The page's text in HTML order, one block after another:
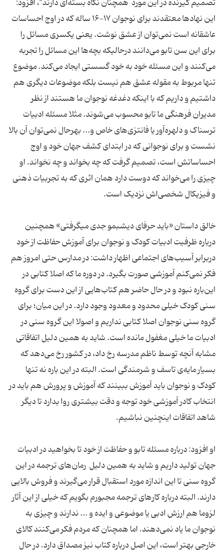
تصمیم گیرنده در این مورد همچنان نگاه بسته‌ای دارند"، افزود:
این نهادها معتقدند برای نوجوان ۱۷-۱۶ ساله که در اوج احساسات
عاشقانه است نمی‌توان از عشق نوشت. یعنی یکسری مسائل را
برای این سن تابو می‌دانند درحالیکه بچه‌ها این مسائل را تجربه
می‌کنند و این مسئله خود به خود گسستی ایجاد می‌کند. موضوع
تنها مربوط به مقوله عشق هم نیست بلکه موضوعات دیگری هم
داشتیم و داریم که با اینکه دغدغه نوجوان ما هستند از نظر
مدیران فرهنگی ما تابو محسوب می‌شوند. مثلا مسئله ادبیات
ترسناک و دلهره‌آور یا فانتزی‌های خاص و... بهرحال نمی‌توان آن بالا
نشست و برای نوجوانی که در ابتدای کشف جهان خود و اوج
احساساتش است، تصمیم گرفت که چه بخواند و چه نخواند. او
چیزی را می‌خواند که دوست دارد همان اثری که به تجربیات ذهنی
و فیزیکال شخصی‌اش نزدیک است.
خالق داستان «باید حرفای دیشبمو جدی میگرفتی» همچنین
درباره ظرفیت ادبیات کودک و نوجوان برای آموزش حفاظت از خود
دربرابر آسیب‌های اجتماعی اظهار داشت: در مدارس حتی امروز هم
فکر نمی‌کنم آموزشی صورت بگیرد. در دوره ما که اصلا کتابی در
این‌باره نبود و در حال حاضر هم کتاب‌هایی از این دست برای گروه
سنی کودک خیلی محدود و معدود وجود دارد. در این میان؛ برای
گروه سنی نوجوان اصلا کتابی نداریم و اصولا این گروه سنی در
ادبیات ما خیلی مغفول مانده است. شاید به همین دلیل اتفاقاتی
مشابه آنچه توسط ناظم مدرسه رخ داد، در کشور رخ می‌دهد که
بسیار مایه‌ی تاسف و شرمندگی است. البته در این باره نه تنها
کودک و نوجوان باید آموزش ببینند که آموزش و پرورش هم باید در
انتخاب کادر آموزشی خود توجه و دقت بیشتری روا بدارد تا دیگر
شاهد اتفاقات اینچنین نباشیم.
او افزود: درباره مسئله تابو و حفاظت از خود تا بخواهید در ادبیات
جهان تولید داریم و شاید به همین دلیل رمان‌های ترجمه در این
گروه سنی تا این اندازه مورد استقبال قرار می‌گیرند و فروش بالایی
دارند. البته درباره کارهای ترجمه مجبورم بگویم که خیلی از این آثار
لزوما هم ارزش ادبی یا موضوعی و ایده و ... ندارند و چیزی به
نوجوان ما یاد نمی‌دهند. اما همچنان که مردم فکر می‌کنند کالای
خارجی بهتر است، این اصل درباره کتاب نیز مصداق دارد. در حال